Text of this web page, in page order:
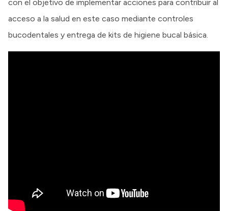
con el objetivo de implementar acciones para contribuir al
acceso a la salud en este caso mediante controles
bucodentales y entrega de kits de higiene bucal básica.